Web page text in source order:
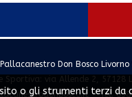
Pallacanestro Don Bosco Livorno
Sportiva: via Allende 2,
- Tel.
o gli strumenti terzi da